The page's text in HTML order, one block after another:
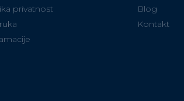
privatnost
Blog
Kontakt